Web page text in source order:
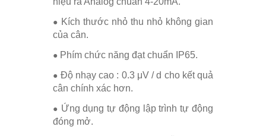
● Kích thước nhỏ thu nhỏ không gian
của cân.
● Phím chức năng đạt chuẩn IP65.
● Độ nhạy cao : 0.3 μV / d cho kết quả
cân chính xác hơn.
● Ứng dụng tự động lập trình tự động
đóng mở.